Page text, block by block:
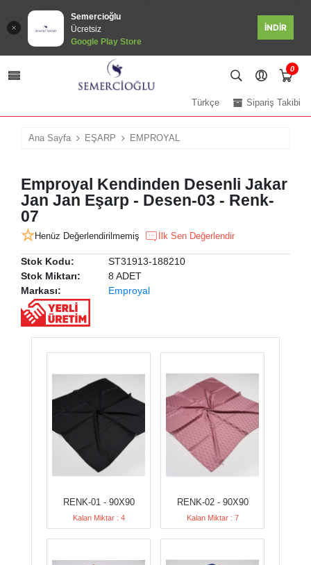
Semercioğlu
Ücretsiz
Google Play Store
İNDİR
0
Sipariş Takibi
Türkçe
Ana Sayfa EŞARP EMPROYAL
Emproyal Kendinden Desenli Jakar
Jan Jan Eşarp - Desen-03 - Renk-
07
Henüz Değerlendirilmemiş İlk Sen Değerlendir
Stok Kodu:
ST31913-188210
Stok Miktarı:
8 ADET
Markası:
Emproyal
RENK-01 - 90X90
Kalan Miktar : 4
RENK-02 - 90X90
Kalan Miktar : 7